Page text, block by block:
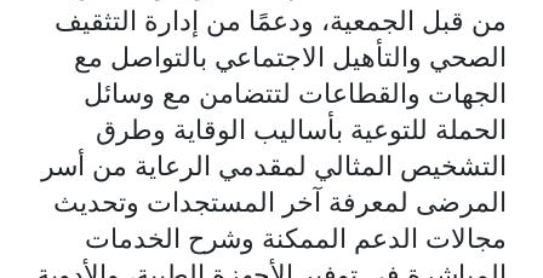
من قبل الجمعية، ودعمًا من إدارة التثقيف
الصحي والتأهيل الاجتماعي بالتواصل مع
الجهات والقطاعات لتتضامن مع وسائل
الحملة للتوعية بأساليب الوقاية وطرق
التشخيص المثالي لمقدمي الرعاية من أسر
المرضى لمعرفة آخر المستجدات وتحديث
مجالات الدعم الممكنة وشرح الخدمات